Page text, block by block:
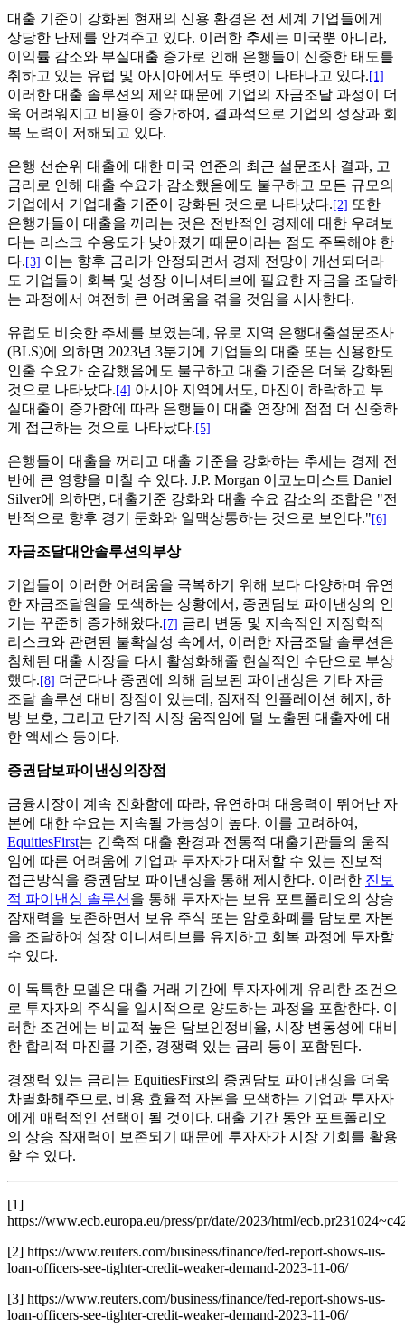
대출 기준이 강화된 현재의 신용 환경은 전 세계 기업들에게
상당한 난제를 안겨주고 있다. 이러한 추세는 미국뿐 아니라,
이익률 감소와 부실대출 증가로 인해 은행들이 신중한 태도를
취하고 있는 유럽 및 아시아에서도 뚜렷이 나타나고 있다. [1]
이러한 대출 솔루션의 제약 때문에 기업의 자금조달 과정이 더
욱 어려워지고 비용이 증가하여, 결과적으로 기업의 성장과 회
복 노력이 저해되고 있다.
은행 선순위 대출에 대한 미국 연준의 최근 설문조사 결과, 고
금리로 인해 대출 수요가 감소했음에도 불구하고 모든 규모의
기업에서 기업대출 기준이 강화된 것으로 나타났다. [2] 또한
은행가들이 대출을 꺼리는 것은 전반적인 경제에 대한 우려보
다는 리스크 수용도가 낮아졌기 때문이라는 점도 주목해야 한
다. [3] 이는 향후 금리가 안정되면서 경제 전망이 개선되더라
도 기업들이 회복 및 성장 이니셔티브에 필요한 자금을 조달하
는 과정에서 여전히 큰 어려움을 겪을 것임을 시사한다.
유럽도 비슷한 추세를 보였는데, 유로 지역 은행대출설문조사
(BLS)에 의하면 2023년 3분기에 기업들의 대출 또는 신용한도
인출 수요가 순감했음에도 불구하고 대출 기준은 더욱 강화된
것으로 나타났다. [4] 아시아 지역에서도, 마진이 하락하고 부
실대출이 증가함에 따라 은행들이 대출 연장에 점점 더 신중하
게 접근하는 것으로 나타났다. [5]
은행들이 대출을 꺼리고 대출 기준을 강화하는 추세는 경제 전
반에 큰 영향을 미칠 수 있다. J.P. Morgan 이코노미스트 Daniel
Silver에 의하면, 대출기준 강화와 대출 수요 감소의 조합은 "전
반적으로 향후 경기 둔화와 일맥상통하는 것으로 보인다." [6]
자금조달대안솔루션의부상
기업들이 이러한 어려움을 극복하기 위해 보다 다양하며 유연
한 자금조달원을 모색하는 상황에서, 증권담보 파이낸싱의 인
기는 꾸준히 증가해왔다. [7] 금리 변동 및 지속적인 지정학적
리스크와 관련된 불확실성 속에서, 이러한 자금조달 솔루션은
침체된 대출 시장을 다시 활성화해줄 현실적인 수단으로 부상
했다. [8] 더군다나 증권에 의해 담보된 파이낸싱은 기타 자금
조달 솔루션 대비 장점이 있는데, 잠재적 인플레이션 헤지, 하
방 보호, 그리고 단기적 시장 움직임에 덜 노출된 대출자에 대
한 액세스 등이다.
증권담보파이낸싱의장점
금융시장이 계속 진화함에 따라, 유연하며 대응력이 뛰어난 자
본에 대한 수요는 지속될 가능성이 높다. 이를 고려하여,
EquitiesFirst는 긴축적 대출 환경과 전통적 대출기관들의 움직
임에 따른 어려움에 기업과 투자자가 대처할 수 있는 진보적
접근방식을 증권담보 파이낸싱을 통해 제시한다. 이러한 진보
적 파이낸싱 솔루션 을 통해 투자자는 보유 포트폴리오의 상승
잠재력을 보존하면서 보유 주식 또는 암호화폐를 담보로 자본
을 조달하여 성장 이니셔티브를 유지하고 회복 과정에 투자할
수 있다.
이 독특한 모델은 대출 거래 기간에 투자자에게 유리한 조건으
로 투자자의 주식을 일시적으로 양도하는 과정을 포함한다. 이
러한 조건에는 비교적 높은 담보인정비율, 시장 변동성에 대비
한 합리적 마진콜 기준, 경쟁력 있는 금리 등이 포함된다.
경쟁력 있는 금리는 EquitiesFirst의 증권담보 파이낸싱을 더욱
차별화해주므로, 비용 효율적 자본을 모색하는 기업과 투자자
에게 매력적인 선택이 될 것이다. 대출 기간 동안 포트폴리오
의 상승 잠재력이 보존되기 때문에 투자자가 시장 기회를 활용
할 수 있다.
[1]
https://www.ecb.europa.eu/press/pr/date/2023/html/
[2] https://www.reuters.com/business/finance/fed-report-shows-us-
loan-officers-see-tighter-credit-weaker-demand-2023-11-06/
[3] https://www.reuters.com/business/finance/fed-report-shows-us-
loan-officers-see-tighter-credit-weaker-demand-2023-11-06/